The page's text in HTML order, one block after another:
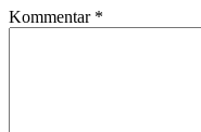
Kommentar *